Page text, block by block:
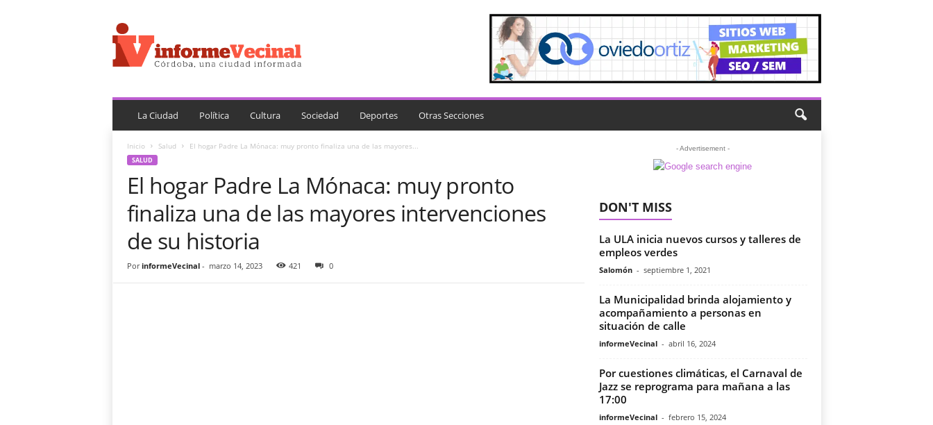
n
f
o
e
e
La Ciudad Política Cultura Sociedad Deportes Otras Secciones
Inicio Salud El hogar Padre La Mónaca: muy pronto finaliza una de las mayores...
SALUD
El hogar Padre La Mónaca: muy pronto
finaliza una de las mayores intervenciones
de su historia
Por informeVecinal- marzo 14, 2023 421 0
- Advertisement -
DON'T MISS
La ULA inicia nuevos cursos y talleres de
empleos verdes
Salomón - septiembre 1, 2021
La Municipalidad brinda alojamiento y
acompañamiento a personas en
situación de calle
informeVecinal - abril 16, 2024
Por cuestiones climáticas, el Carnaval de
Jazz se reprograma para mañana a las
17:00
informeVecinal - febrero 15, 2024